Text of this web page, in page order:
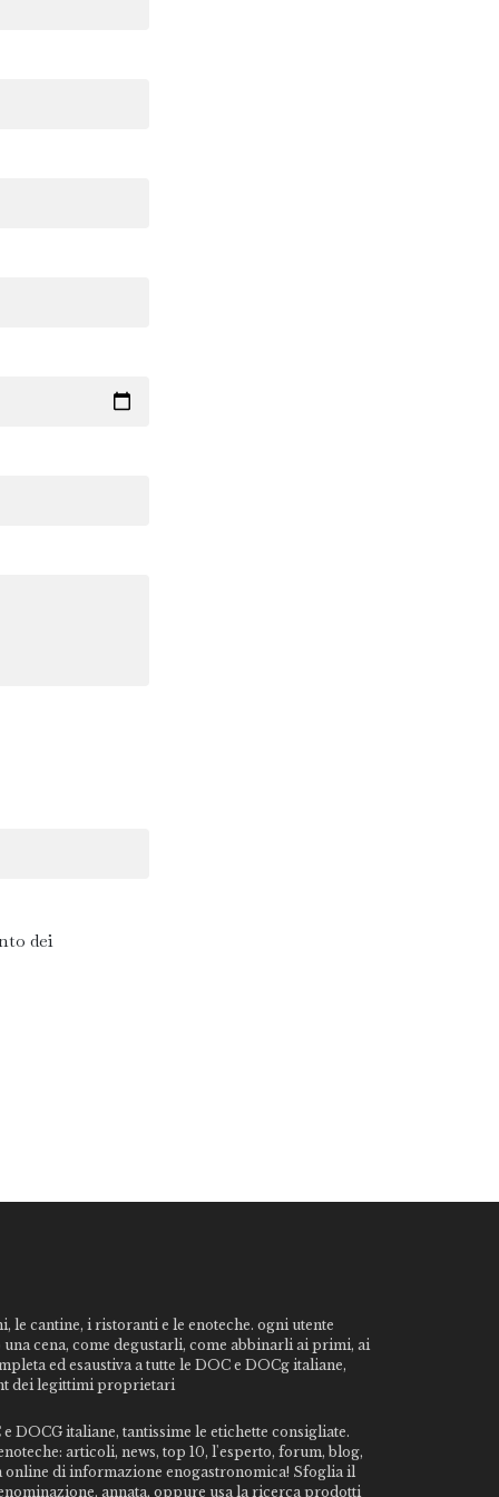
dei
cantine, i ristoranti e le enoteche. ogni utente
cena, come degustarli, come abbinarli ai primi, ai
ed esaustiva a tutte le DOC e DOCg italiane,
dei legittimi proprietari
DOCG italiane, tantissime le etichette consigliate.
articoli, news, top 10, l'esperto, forum, blog,
online di informazione enogastronomica! Sfoglia il
annata, oppure usa la ricerca prodotti